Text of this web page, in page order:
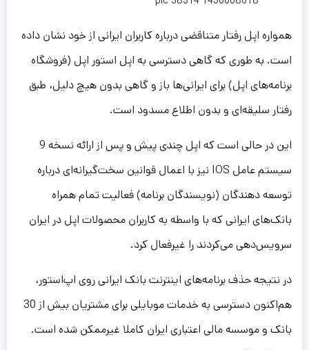
همواره اپل رفتار متناقضی درباره کاربران ایرانی از خود نشان داده
است. به طوری که گاهی دسترسی به اپل استور اپل (فروشگاه
برنامه‌های اپل) برای ایرانی‌ها باز و گاهی بدون هیچ دلیل، طبق
رفتار سلیقه‌ای و بدون اطلاع مسدود است.
این در حالی است که اپل چندی پیش و پس از ارائه نسخه 9
سیستم عامل IOS نیز با اعمال قوانین سخت‌گیرانه‌ای درباره
توسعه دهندگان (نویسندگان برنامه) فعالیت تمام همراه
بانک‌های ایرانی که با واسطه به کاربران محصولات اپل در ایران
سرویس‌دهی می‌کردند را غیرفعال کرد.
در نتیجه حذف برنامه‌های اینترنت بانک ایرانی روی اپ‌استور،
هم‌اکنون دسترسی به خدمات موبایلی برای مشتریان بیش از 30
بانک و موسسه مالی اعتباری ایران کاملا غیرممکن شده است.